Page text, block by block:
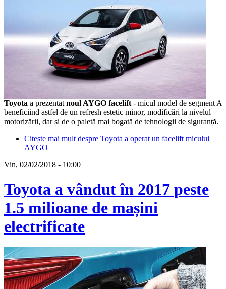
Toyota a prezentat noul AYGO facelift - micul model de segment A
beneficiind astfel de un refresh estetic minor, modificări la nivelul
motorizării, dar și de o paletă mai bogată de tehnologii de siguranță.
Citește mai mult despre Toyota a operat un facelift micului
AYGO
Vin, 02/02/2018 - 10:00
Toyota a vândut în 2017 peste
1.5 milioane de mașini
electrificate